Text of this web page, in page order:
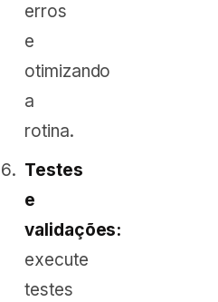
erros
e
otimizando
a
rotina.
Testes
e
validações:
execute
testes